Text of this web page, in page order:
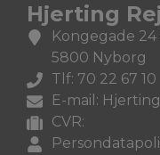
Hjerting
Kongegade 24
5800 Nyborg
Tlf: 70 22 67 10
E-mail:
CVR: